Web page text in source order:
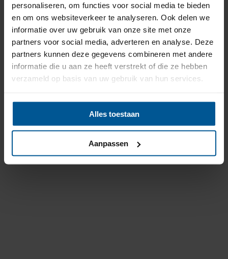
personaliseren, om functies voor social media te bieden
en om ons websiteverkeer te analyseren. Ook delen we
informatie over uw gebruik van onze site met onze
partners voor social media, adverteren en analyse. Deze
partners kunnen deze gegevens combineren met andere
informatie die u aan ze heeft verstrekt of die ze hebben
verzameld op basis van uw gebruik van hun services.
Alles toestaan
Aanpassen